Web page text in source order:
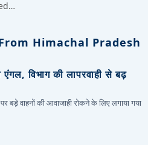
Himachal Pradesh
विभाग की लापरवाही से बढ़
बड़े वाहनों की आवाजाही रोकने के लिए लगाया गया